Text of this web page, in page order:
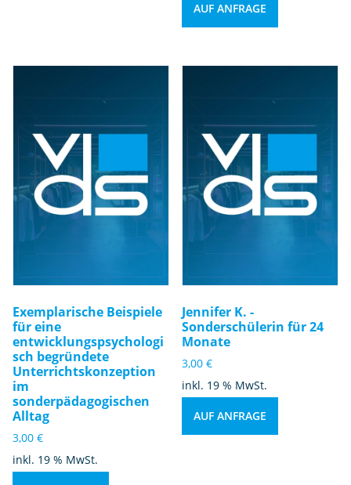
AUF ANFRAGE
Exemplarische Beispiele
für eine
entwicklungspsychologi
sch begründete
Unterrichtskonzeption
im
sonderpädagogischen
Alltag
3,00 €
inkl. 19 % MwSt.
Jennifer K. -
Sonderschülerin für 24
Monate
3,00€
inkl. 19 % MwSt.
AUF ANFRAGE